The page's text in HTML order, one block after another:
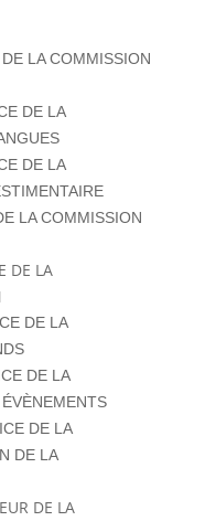
LA COMMISSION
DE LA
DE LA
LA COMMISSION
DE LA
DE LA
DE LA
DE LA
DE LA
DE LA